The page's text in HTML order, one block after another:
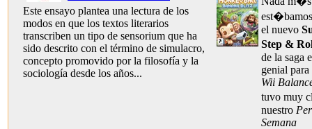
Este ensayo plantea una lectura de los
modos en que los textos literarios
transcriben un tipo de sensorium que ha
sido descrito con el término de simulacro,
concepto promovido por la filosofía y la
sociología desde los años...
el nuevo
Step &
de la saga
genial para
Wii
tuvo muy
nuestro
Semana